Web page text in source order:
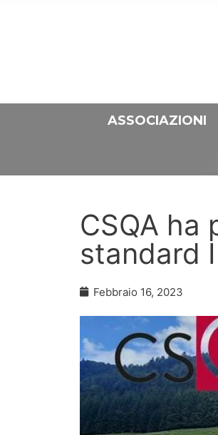
ASSOCIAZIONI
CSQA ha
standard
Febbraio 16, 2023